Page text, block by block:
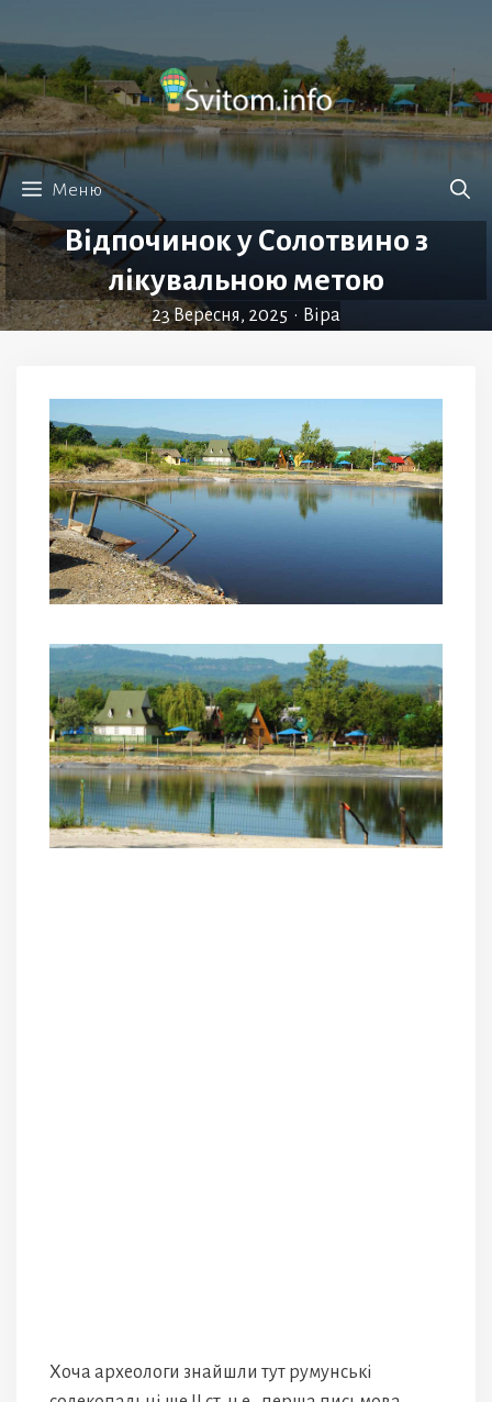
до
вмісту
Меню
Відпочинок у Солотвино з
лікувальною метою
23 Вересня, 2025 • Віра
Хоча археологи знайшли тут румунські